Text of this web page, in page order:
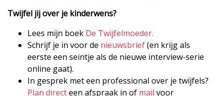
Twijfel jij over je kinderwens?
Lees mijn boek De Twijfelmoeder.
Schrijf je in voor de nieuwsbrief(en krijg als
eerste een seintje als de nieuwe interview-serie
online gaat).
In gesprek met een professional over je twijfels?
Plan directeen afspraak in of mail voor